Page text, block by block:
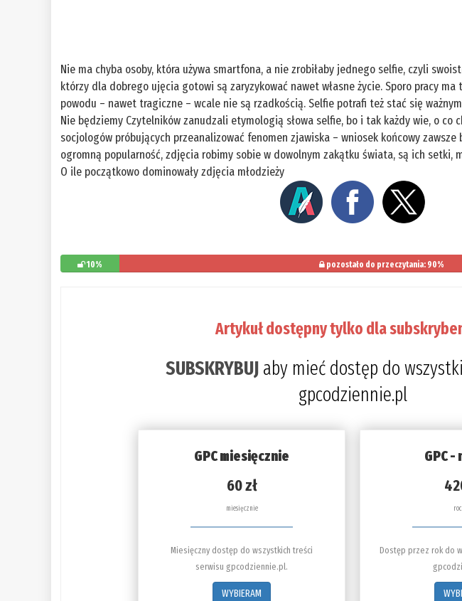
Nie ma chyba osoby, która używa smartfona, a nie zrobiłaby jednego selfie, czyli
którzy dla dobrego ujęcia gotowi są zaryzykować nawet własne życie. Sporo pracy
powodu – nawet tragiczne – wcale nie są rzadkością. Selfie potrafi też stać się
Nie będziemy Czytelników zanudzali etymologią słowa selfie, bo i tak każdy wie, o co
socjologów próbujących przeanalizować fenomen zjawiska – wniosek końcowy zawsze
ogromną popularność, zdjęcia robimy sobie w dowolnym zakątku świata, są ich setki,
O ile początkowo dominowały zdjęcia młodzieży
10% pozostało do przeczytania: 90%
Artykuł dostępny tylko dla
SUBSKRYBUJaby mieć dostęp do
gpcodziennie.pl
GPC miesięcznie
60 zł
miesięcznie
Miesięczny dostęp do wszystkich treści
serwisu gpcodziennie.pl.
WYBIERAM
GPC -
Dostęp przez rok do